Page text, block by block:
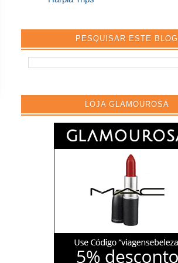
PESQUISAR ESTE BLOG
LOJA GLAMOUROSA